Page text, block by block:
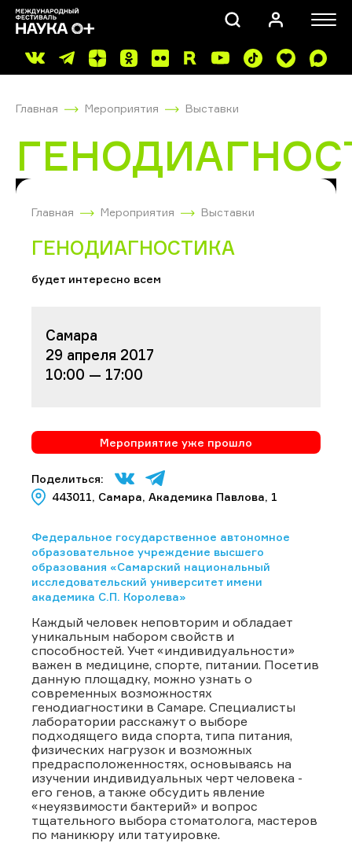
ПОИСК
Главная Мероприятия Выставки
Главная Мероприятия Выставки
ГЕНОДИАГНОСТИКА
будет интересно всем
Самара
29 апреля 2017
10:00 — 17:00
Мероприятие уже прошло
Поделиться:
443011, Самара, Академика Павлова, 1
Федеральное государственное автономное
образовательное учреждение высшего
образования «Самарский национальный
исследовательский университет имени
академика С.П. Королева»
Каждый человек неповторим и обладает
уникальным набором свойств и
способностей. Учет «индивидуальности»
важен в медицине, спорте, питании. Посетив
данную площадку, можно узнать о
современных возможностях
генодиагностики в Самаре. Специалисты
лаборатории расскажут о выборе
подходящего вида спорта, типа питания,
физических нагрузок и возможных
предрасположенностях, основываясь на
изучении индивидуальных черт человека -
его генов, а также обсудить явление
«неуязвимости бактерий» и вопрос
тщательного выбора стоматолога, мастеров
по маникюру или татуировке.